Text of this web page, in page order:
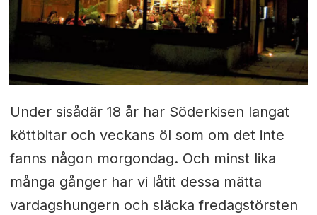
Under sisådär 18 år har Söderkisen langat
köttbitar och veckans öl som om det inte
fanns någon morgondag. Och minst lika
många gånger har vi låtit dessa mätta
vardagshungern och släcka fredagstörsten